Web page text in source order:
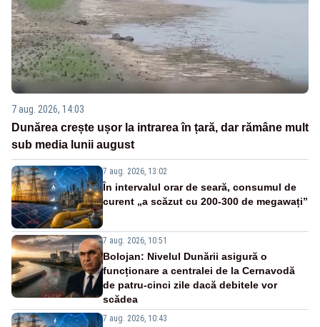
7 aug. 2026, 14:03
Dunărea crește ușor la intrarea în țară, dar rămâne mult
sub media lunii august
7 aug. 2026, 13:02
În intervalul orar de seară, consumul de
curent „a scăzut cu 200-300 de megawați”
7 aug. 2026, 10:51
Bolojan: Nivelul Dunării asigură o
funcționare a centralei de la Cernavodă
de patru-cinci zile dacă debitele vor
scădea
7 aug. 2026, 10:43